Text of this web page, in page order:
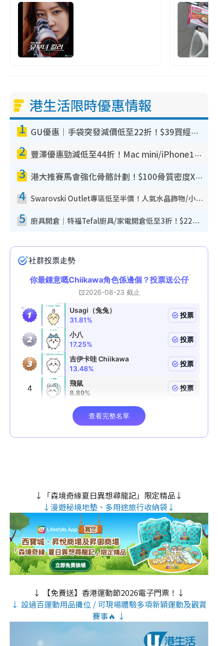
港生活限時優惠情報
1 GU優惠｜手袋突發減價低至22折！$39買經典波士頓包/餃子袋！飾物同步減價$29起！
2 豐澤優惠勁減低至44折！Mac mini/iPhone17Pro大減價！廚房家電$220起
3 港大推賽馬會強化骨骼計劃！$100骨質密度X光檢查 完成免費運動訓練送超市禮券！附參加資格
4 Swarovski Outlet專區低至半價！人氣水晶飾物/小擺設$138起！迪士尼款/水晶高跟鞋都有平
5 廚具開倉｜特福Tefal廚具/家電開倉低至3折！$220起買平底鍋/炒鑊/湯煲！電飯煲/吸塵機/燙斗$418起
↓「森境奇緣夏日異想尋龍記」限定精品↓
↓漫遊秘境地墊、多用途旅行收納袋↓
↓ 【免費送】香港運動節2026電子門票！↓
↓ 設過百運動用品攤位 / 可現場體驗多項新穎運動及觀賞
賽事🔥 ↓